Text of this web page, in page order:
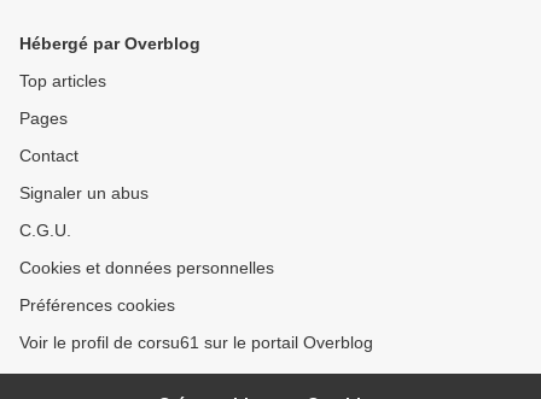
Hébergé par Overblog
Top articles
Pages
Contact
Signaler un abus
C.G.U.
Cookies et données personnelles
Préférences cookies
Voir le profil de corsu61 sur le portail Overblog